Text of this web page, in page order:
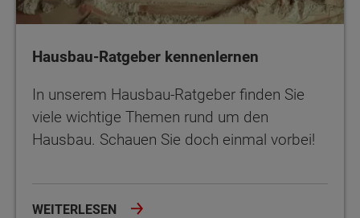
Hausbau-Ratgeber kennenlernen
In unserem Hausbau-Ratgeber finden Sie
viele wichtige Themen rund um den
Hausbau. Schauen Sie doch einmal vorbei!
WEITERLESEN